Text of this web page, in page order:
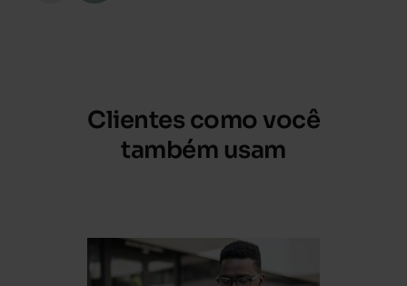
Clientes como você
também usam